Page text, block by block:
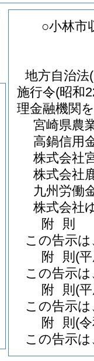
○小林市
地方自治法
施行令(昭和
理金融機関
宮崎県農
高鍋信用
株式会社
株式会社
九州労働
株式会社
附 則
この告示
附 則 (
この告示
附 則 (
この告示
附 則 (
この告示